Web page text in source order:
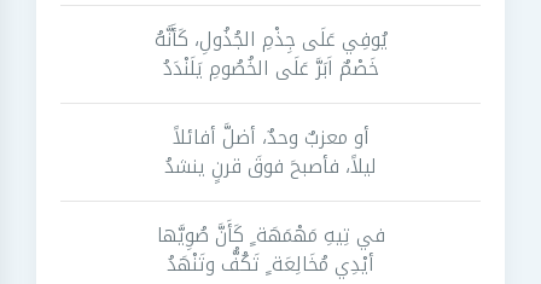
يُوفِي عَلَى جِذْمِ الجُذُولِ، كَأَنَّهُ
خَصْمٌ اَبَرَّ عَلَى الخُصُومِ يَلَنْدَدُ
أو معزبٌ وحدٌ، أضلَّ أفائلاً
ليلاً، فأصبحَ فوقَ قرنٍ ينشدُ
في تِيهِ مَهْمَهَة ٍ كَأَنَّ صُوِيَّها
أيْدِي مُخَالِعَة ٍ تَكُفُّ وتَنْهَدُ